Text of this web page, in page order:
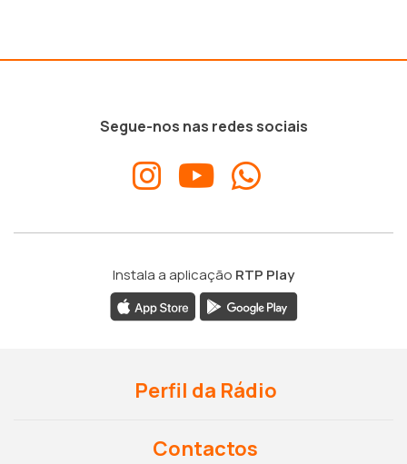
Segue-nos nas redes sociais
Instala a aplicação RTP Play
Perfil da Rádio
Contactos